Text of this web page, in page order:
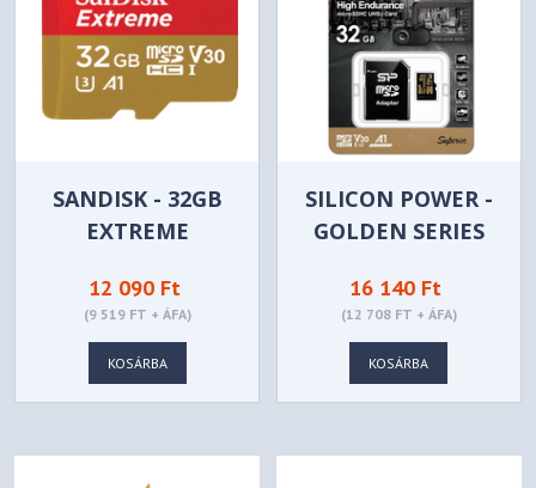
SANDISK - 32GB
EXTREME
+ ADAPTER -
SDSQXAF-032G-
GN6MA/173420
12 090 Ft
(9 519 FT + ÁFA)
KOSÁRBA
SILICON POWER -
GOLDEN SERIES
MICROSD 32GB -
16 140 Ft
(12 708 FT + ÁFA)
KOSÁRBA